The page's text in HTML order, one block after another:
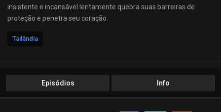
insistente e incansável lentamente quebra suas barreiras de
proteção e penetra seu coração.
Tailândia
Episódios Info